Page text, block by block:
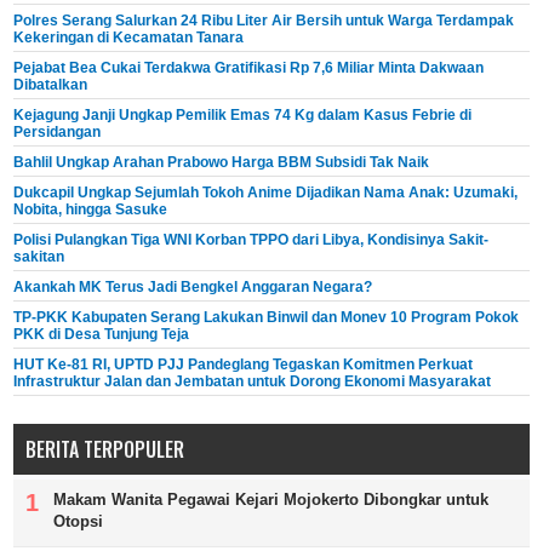
Polres Serang Salurkan 24 Ribu Liter Air Bersih untuk Warga Terdampak
Kekeringan di Kecamatan Tanara
Pejabat Bea Cukai Terdakwa Gratifikasi Rp 7,6 Miliar Minta Dakwaan
Dibatalkan
Kejagung Janji Ungkap Pemilik Emas 74 Kg dalam Kasus Febrie di
Persidangan
Bahlil Ungkap Arahan Prabowo Harga BBM Subsidi Tak Naik
Dukcapil Ungkap Sejumlah Tokoh Anime Dijadikan Nama Anak: Uzumaki,
Nobita, hingga Sasuke
Polisi Pulangkan Tiga WNI Korban TPPO dari Libya, Kondisinya Sakit-
sakitan
Akankah MK Terus Jadi Bengkel Anggaran Negara?
TP-PKK Kabupaten Serang Lakukan Binwil dan Monev 10 Program Pokok
PKK di Desa Tunjung Teja
HUT Ke-81 RI, UPTD PJJ Pandeglang Tegaskan Komitmen Perkuat
Infrastruktur Jalan dan Jembatan untuk Dorong Ekonomi Masyarakat
BERITA TERPOPULER
Makam Wanita Pegawai Kejari Mojokerto Dibongkar untuk
Otopsi